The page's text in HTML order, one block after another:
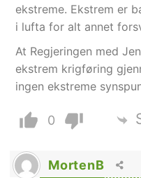
ekstreme. Ekstrem er
i lufta for alt annet
At Regjeringen med
ekstrem krigføring
ingen ekstreme
0
MortenB